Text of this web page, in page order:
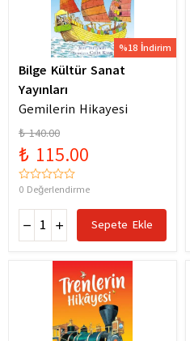
%18 İndirim
Bilge Kültür Sanat
Yayınları
Gemilerin Hikayesi
₺ 140.00
₺ 115.00
0 Değerlendirme
Sepete Ekle